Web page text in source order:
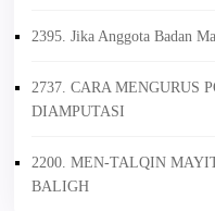
2395. Jika Anggota Badan
2737. CARA MENGURUS
DIAMPUTASI
2200. MEN-TALQIN
BALIGH